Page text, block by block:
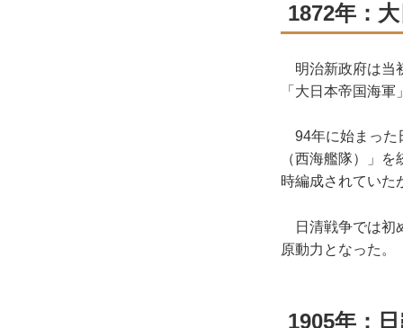
1872年：
明治新政府は当
「大日本帝国海
94年に始まった
（西海艦隊）」
時編成されていた
日清戦争では初
原動力となった。
1905年：